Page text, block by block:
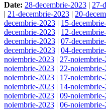
Date: 28-decembrie-2023 | 27-
| 21-decembrie-2023 | 20-
decembrie-2023 | 15-
decembrie-2023 | 12-
decembrie-2023 | 07-
decembrie-2023 | 04-
noiembrie-2023 | 27-
noiembrie-2023 | 22-
noiembrie-2023 | 17-
noiembrie-2023 | 14-
noiembrie-2023 | 09-
noiembrie-2023 | 06-